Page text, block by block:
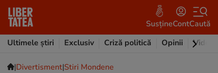
SusțineContCaută
Ultimele știri
Exclusiv Criză politică Opinii Video
|Divertisment|Stiri Mondene